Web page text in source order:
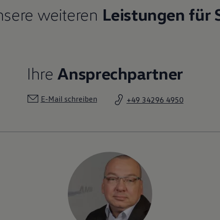
weiteren Leistungen für
IhreAnsprechpartner
E-Mail schreiben +49 34296 4950